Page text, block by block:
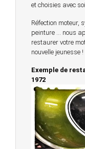
et choisies avec
Réfection moteur,
peinture … nous
restaurer votre
nouvelle jeunesse !
Exemple de
1972